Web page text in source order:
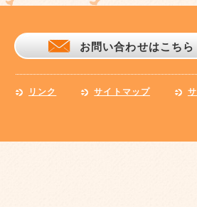
お問い合わせはこちら
リンク サイトマップ